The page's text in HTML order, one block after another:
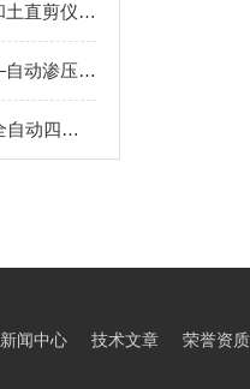
全自动应力应变式非饱和土直剪仪TT-2UM-苏州拓测仪器设备有限公司
孔隙水压力消散规律——自动渗压仪的固结试验功能
煤科集团拓测TT-ADS4全自动四联直剪仪交付验收
新闻中心 技术文章 荣誉资质